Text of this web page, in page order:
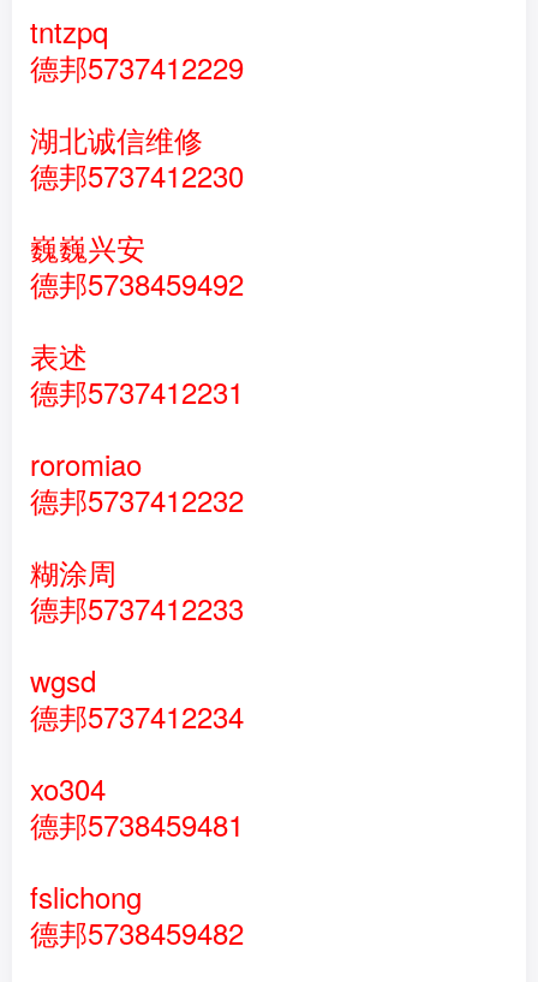
tntzpq
德邦5737412229
湖北诚信维修
德邦5737412230
巍巍兴安
德邦5738459492
表述
德邦5737412231
roromiao
德邦5737412232
糊涂周
德邦5737412233
wgsd
德邦5737412234
xo304
德邦5738459481
fslichong
德邦5738459482